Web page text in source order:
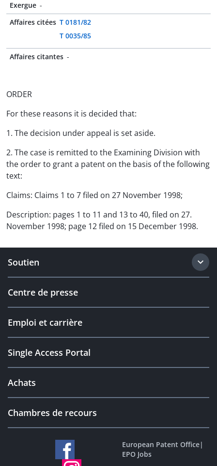
Exergue -
Affaires citées T 0181/82
T 0035/85
Affaires citantes -
ORDER
For these reasons it is decided that:
1. The decision under appeal is set aside.
2. The case is remitted to the Examining Division with
the order to grant a patent on the basis of the following
text:
Claims: Claims 1 to 7 filed on 27 November 1998;
Description: pages 1 to 11 and 13 to 40, filed on 27.
November 1998; page 12 filed on 15 December 1998.
Soutien
Centre de presse
Emploi et carrière
Single Access Portal
Achats
Chambres de recours
European Patent Office|
EPO Jobs